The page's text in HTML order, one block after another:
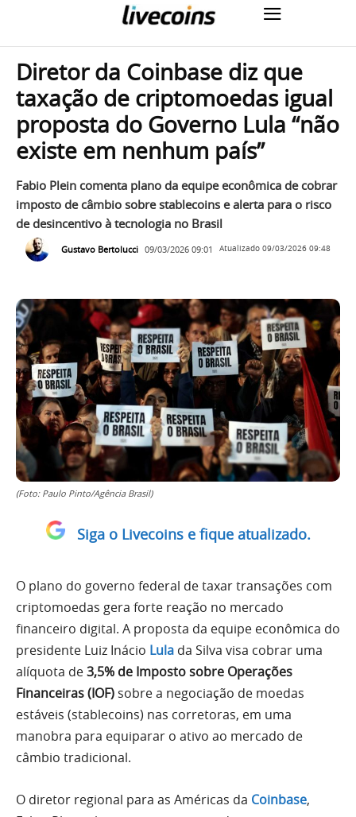
Diretor da Coinbase diz que
taxação de criptomoedas igual
proposta do Governo Lula “não
existe em nenhum país”
Fabio Plein comenta plano da equipe econômica de cobrar
imposto de câmbio sobre stablecoins e alerta para o risco
de desincentivo à tecnologia no Brasil
Gustavo Bertolucci 09/03/2026 09:01 Atualizado 09/03/2026 09:48
(Foto: Paulo Pinto/Agência Brasil)
Siga o Livecoins e fique atualizado.
O plano do governo federal de taxar transações com
criptomoedas gera forte reação no mercado
financeiro digital. A proposta da equipe econômica do
presidente Luiz Inácio Lula da Silva visa cobrar uma
alíquota de3,5% de Imposto sobre Operações
Financeiras (IOF) sobre a negociação de moedas
estáveis (stablecoins) nas corretoras, em uma
manobra para equiparar o ativo ao mercado de
câmbio tradicional.
O diretor regional para as Américas da Coinbase,